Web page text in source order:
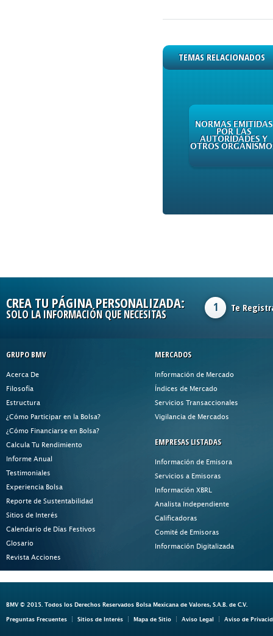
TEMAS RELACIONADOS
NORMAS EMITIDAS
POR LAS
AUTORIDADES Y
OTROS
CREA TU PÁGINA PERSONALIZADA:
SOLO LA INFORMACIÓN QUE NECESITAS
1 Te
GRUPO BMV
Acerca De
Filosofía
Estructura
¿Cómo Participar en la Bolsa?
¿Cómo Financiarse en Bolsa?
Calcula Tu Rendimiento
Informe Anual
Testimoniales
Experiencia Bolsa
Reporte de Sustentabilidad
Sitios de Interés
Calendario de Días Festivos
Glosario
Revista Acciones
MERCADOS
Información de Mercado
Índices de Mercado
Servicios Transaccionales
Vigilancia de Mercados
EMPRESAS LISTADAS
Información de Emisora
Servicios a Emisoras
Información XBRL
Analista Independiente
Calificadoras
Comité de Emisoras
Información Digitalizada
BMV © 2015. Todos los Derechos Reservados Bolsa Mexicana de Valores, S.A.B. de C.V.
Preguntas Frecuentes Sitios de Interés Mapa de Sitio Aviso Legal Aviso de